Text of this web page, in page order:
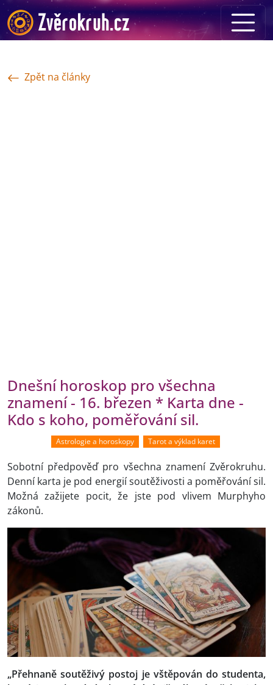
Zpět na články
Dnešní horoskop pro všechna
znamení - 16. březen * Karta dne -
Kdo s koho, poměřování sil.
Astrologie a horoskopy Tarot a výklad karet
Sobotní předpověď pro všechna znamení Zvěrokruhu.
Denní karta je pod energií soutěživosti a poměřování sil.
Možná zažijete pocit, že jste pod vlivem Murphyho
zákonů.
„Přehnaně soutěživý postoj je vštěpován do studenta,